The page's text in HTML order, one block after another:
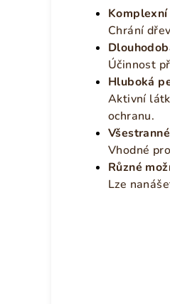
Chrání
Účinnost
Hluboká
Aktivní
ochranu.
Vhodné
Různé
Lze